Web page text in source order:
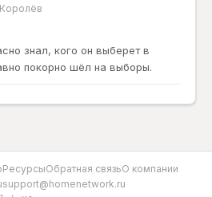
знал, кого он выберет в
покорно шёл на выборы.
РесурсыОбратная связьО компании
support@homenetwork.ru